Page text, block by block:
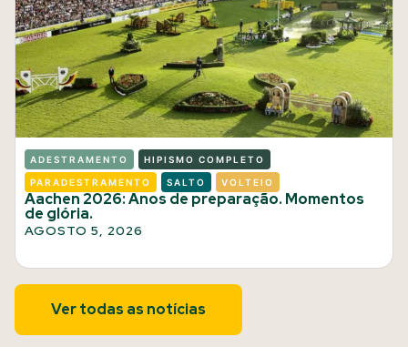
ADESTRAMENTO HIPISMO COMPLETO
PARADESTRAMENTO SALTO VOLTEIO
Aachen 2026: Anos de preparação. Momentos
de glória.
AGOSTO 5, 2026
Ver todas as notícias